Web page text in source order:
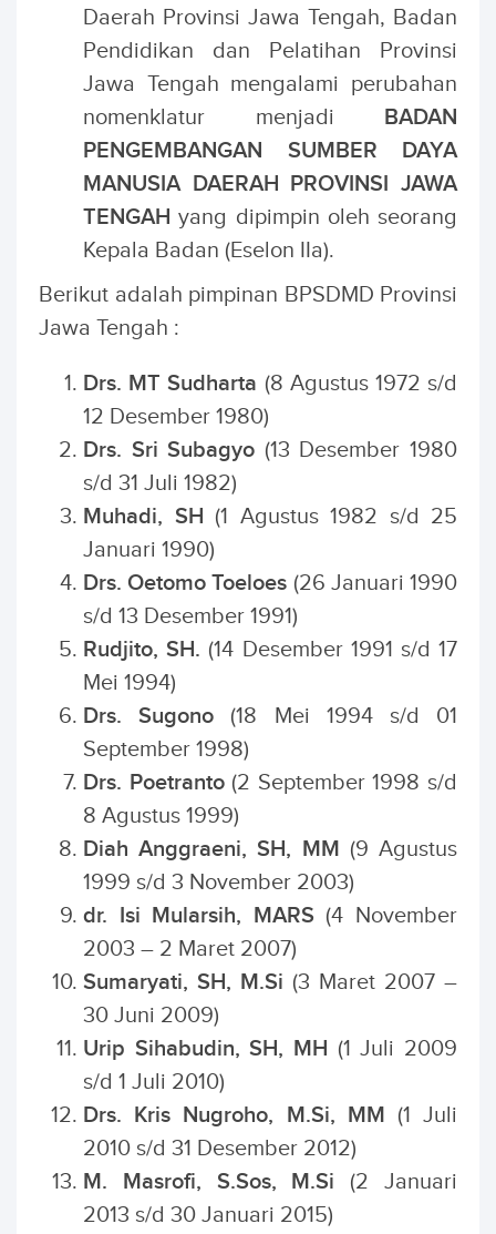
Daerah Provinsi Jawa Tengah, Badan
Pendidikan dan Pelatihan Provinsi
Jawa Tengah mengalami perubahan
nomenklatur menjadi BADAN
PENGEMBANGAN SUMBER DAYA
MANUSIA DAERAH PROVINSI JAWA
TENGAH yang dipimpin oleh seorang
Kepala Badan (Eselon IIa).
Berikut adalah pimpinan BPSDMD Provinsi
Jawa Tengah :
Drs. MT Sudharta (8 Agustus 1972 s/d
12 Desember 1980)
Drs. Sri Subagyo (13 Desember 1980
s/d 31 Juli 1982)
Muhadi, SH (1 Agustus 1982 s/d 25
Januari 1990)
Drs. Oetomo Toeloes (26 Januari 1990
s/d 13 Desember 1991)
Rudjito, SH. (14 Desember 1991 s/d 17
Mei 1994)
Drs. Sugono (18 Mei 1994 s/d 01
September 1998)
Drs. Poetranto(2 September 1998 s/d
8 Agustus 1999)
Diah Anggraeni, SH, MM (9 Agustus
1999 s/d 3 November 2003)
dr. Isi Mularsih, MARS (4 November
2003 – 2 Maret 2007)
Sumaryati, SH, M.Si (3 Maret 2007 –
30 Juni 2009)
Urip Sihabudin, SH, MH (1 Juli 2009
s/d 1 Juli 2010)
Drs. Kris Nugroho, M.Si, MM (1 Juli
2010 s/d 31 Desember 2012)
M. Masrofi, S.Sos, M.Si (2 Januari
2013 s/d 30 Januari 2015)